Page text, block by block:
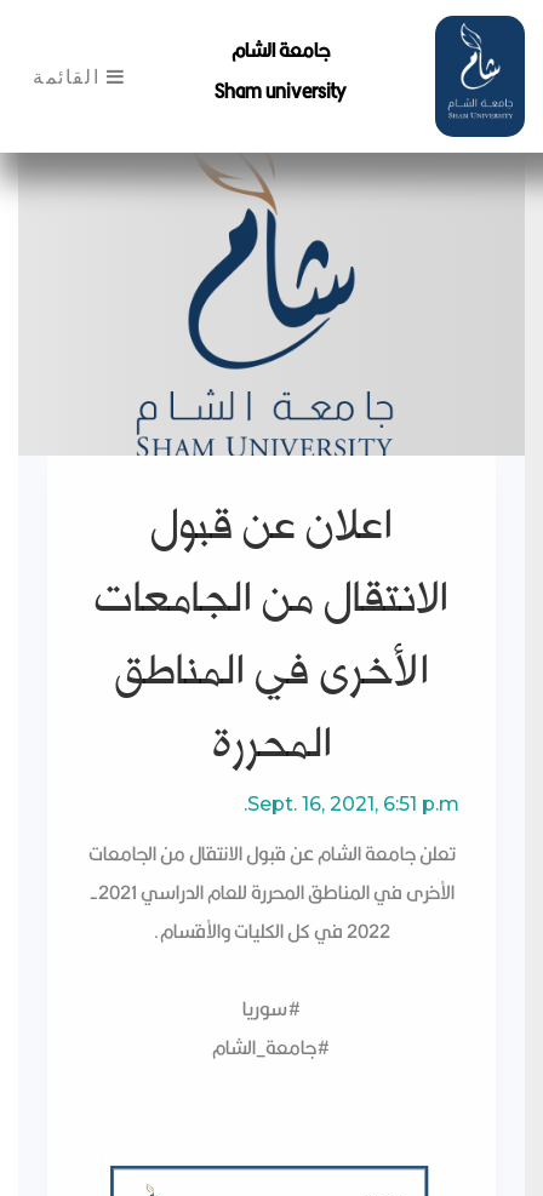
جامعة الشام
Sham university
القائمة
اعلان عن قبول الانتقال من
الجامعات الأخرى في
المناطق المحررة
اعلان عن قبول
الانتقال من الجامعات
الأخرى في المناطق
المحررة
Sept. 16, 2021, 6:51 p.m.
تعلن جامعة الشام عن قبول الانتقال من الجامعات
الأخرى في المناطق المحررة للعام الدراسي 2021-
2022 في كل الكليات والأقسام.
#سوريا
#جامعة_الشام